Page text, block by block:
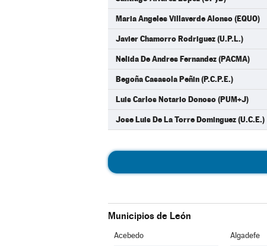
Maria Angeles Villaverde Alonso (EQUO)
Javier Chamorro Rodriguez (U.P.L.)
Nelida De Andres Fernandez (PACMA)
Begoña Casasola Peñin (P.C.P.E.)
Luis Carlos Notario Donoso (PUM+J)
Jose Luis De La Torre Dominguez (U.C.E.)
Municipios de León
Acebedo Algadefe